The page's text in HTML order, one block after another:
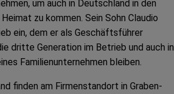
um auch in Deutschland in den
zu kommen. Sein Sohn Claudio
ein, dem er als Geschäftsführer
dritte Generation im Betrieb und auch in
Familienunternehmen bleiben.
finden am Firmenstandort in Graben-